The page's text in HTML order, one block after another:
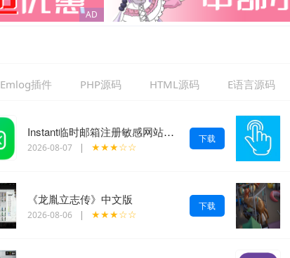
Emlog插件 PHP源码 HTML源码 E语言源码
Instant临时邮箱注册敏感网站可生成谷歌邮箱
2026-08-07 | ★★★☆☆
下载
《龙胤立志传》中文版
2026-08-06 | ★★★☆☆
下载